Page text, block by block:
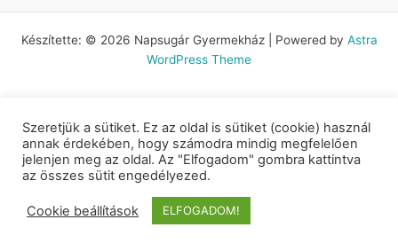
Készítette: © 2026 Napsugár Gyermekház | Powered by Astra
WordPress Theme
Szeretjük a sütiket. Ez az oldal is sütiket (cookie) használ
annak érdekében, hogy számodra mindig megfelelően
jelenjen meg az oldal. Az "Elfogadom" gombra kattintva
az összes sütit engedélyezed.
Cookie beállítások ELFOGADOM!